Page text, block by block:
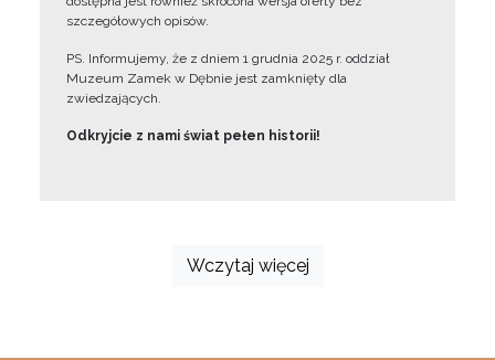
szczegółowych opisów.
PS. Informujemy, że z dniem 1 grudnia 2025 r. oddział
Muzeum Zamek w Dębnie jest zamknięty dla
zwiedzających.
Odkryjcie z nami świat pełen historii!
Wczytaj więcej